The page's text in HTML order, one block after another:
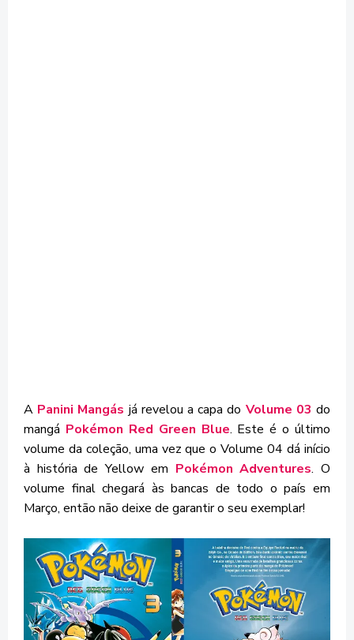
A Panini Mangás já revelou a capa do Volume 03 do
mangá Pokémon Red Green Blue. Este é o último
volume da coleção, uma vez que o Volume 04 dá início
à história de Yellow em Pokémon Adventures. O
volume final chegará às bancas de todo o país em
Março, então não deixe de garantir o seu exemplar!